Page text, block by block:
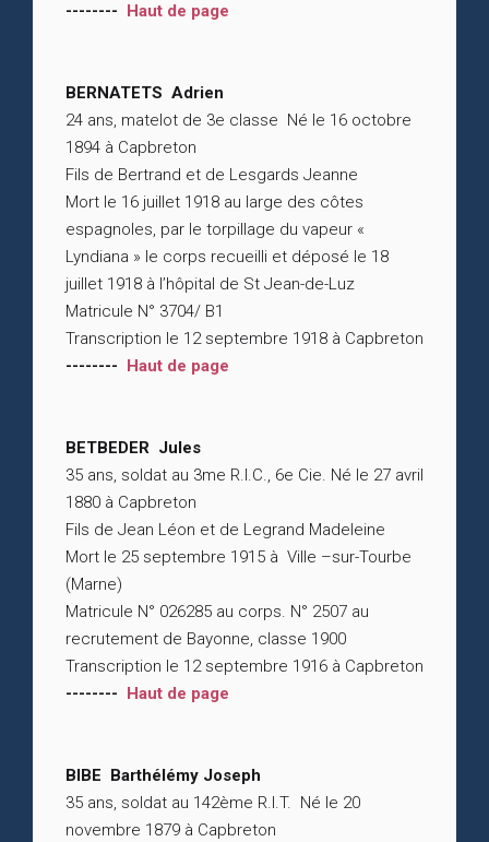
-------- Haut de page
BERNATETS Adrien
24 ans, matelot de 3e classe Né le 16 octobre
1894 à Capbreton
Fils de Bertrand et de Lesgards Jeanne
Mort le 16 juillet 1918 au large des côtes
espagnoles, par le torpillage du vapeur «
Lyndiana » le corps recueilli et déposé le 18
juillet 1918 à l’hôpital de St Jean-de-Luz
Matricule N° 3704/ B1
Transcription le 12 septembre 1918 à Capbreton
-------- Haut de page
BETBEDER Jules
35 ans, soldat au 3me R.I.C., 6e Cie. Né le 27 avril
1880 à Capbreton
Fils de Jean Léon et de Legrand Madeleine
Mort le 25 septembre 1915 à Ville –sur-Tourbe
(Marne)
Matricule N° 026285 au corps. N° 2507 au
recrutement de Bayonne, classe 1900
Transcription le 12 septembre 1916 à Capbreton
-------- Haut de page
BIBE Barthélémy Joseph
35 ans, soldat au 142ème R.I.T. Né le 20
novembre 1879 à Capbreton